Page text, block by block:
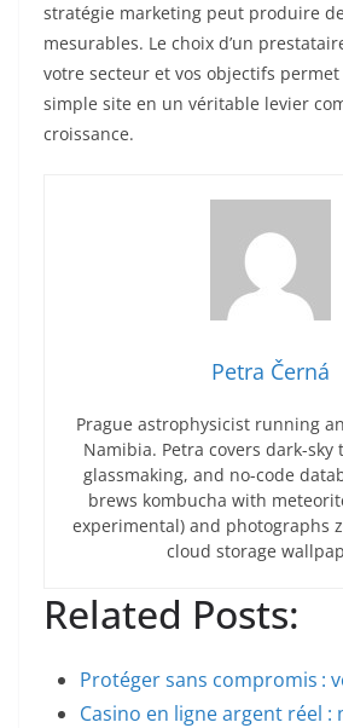
stratégie marketing peut produire
mesurables. Le choix d’un
votre secteur et vos objectifs
simple site en un véritable levier
croissance.
Petra Černá
Prague astrophysicist running
Namibia. Petra covers dark-sky
glassmaking, and no-code
brews kombucha with
experimental) and photographs
cloud storage
Related Posts:
Protéger sans compromis :
Casino en ligne argent réel :